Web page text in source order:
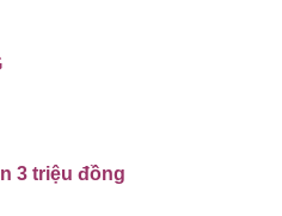
3 triệu đồng